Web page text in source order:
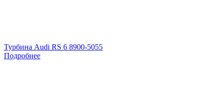
Турбина Audi RS 6 8900-5055
Подробнее